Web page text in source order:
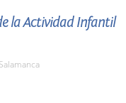
la Actividad Infantil